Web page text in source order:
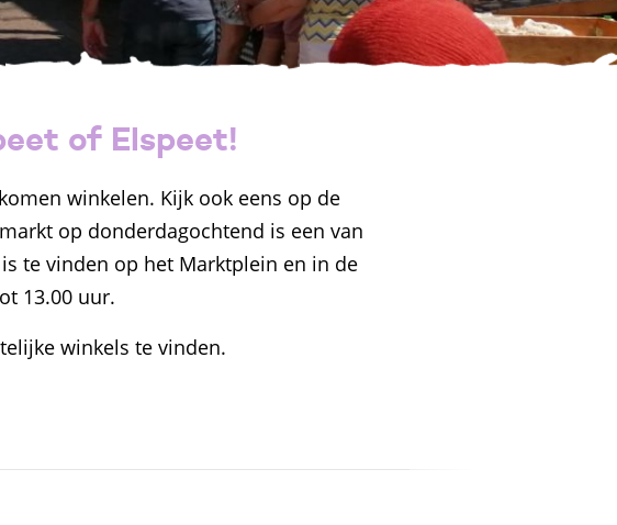
of Elspeet!
winkelen. Kijk ook eens op de
op donderdagochtend is een van
te vinden op het Marktplein en in de
13.00 uur.
winkels te vinden.